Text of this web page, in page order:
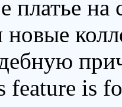
платье
feature is